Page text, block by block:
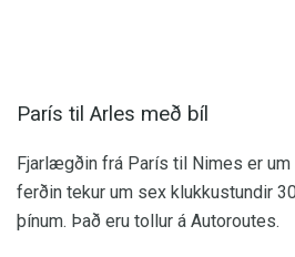
París til Arles með bíl
Fjarlægðin frá París til Nimes er
ferðin tekur um sex klukkustundir
þínum. Það eru tollur á Autoroutes.